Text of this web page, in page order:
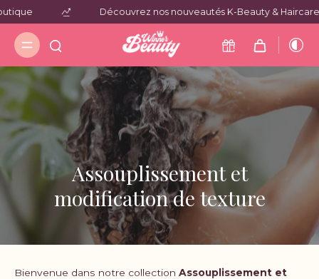
Découvrez nos nouveautés K-Beauty & Haircare
Assouplissement et
modification de texture
Bienvenue dans notre collection Assouplissement et